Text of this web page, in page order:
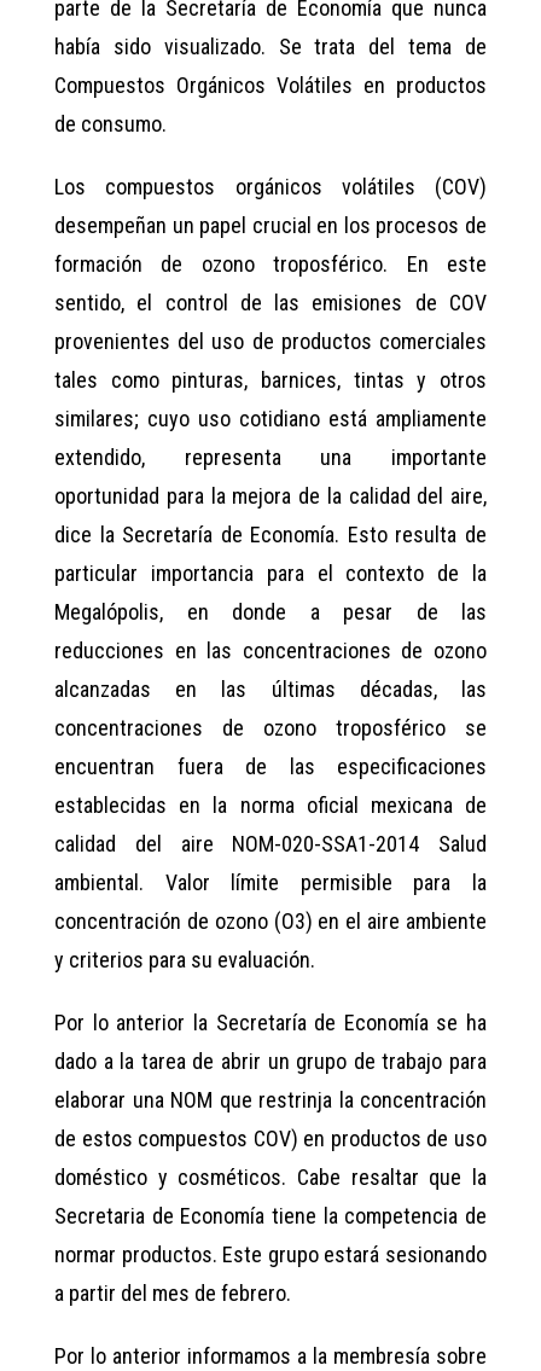
parte de la Secretaría de Economía que nunca
había sido visualizado. Se trata del tema de
Compuestos Orgánicos Volátiles en productos
de consumo.
Los compuestos orgánicos volátiles (COV)
desempeñan un papel crucial en los procesos de
formación de ozono troposférico. En este
sentido, el control de las emisiones de COV
provenientes del uso de productos comerciales
tales como pinturas, barnices, tintas y otros
similares; cuyo uso cotidiano está ampliamente
extendido, representa una importante
oportunidad para la mejora de la calidad del aire,
dice la Secretaría de Economía. Esto resulta de
particular importancia para el contexto de la
Megalópolis, en donde a pesar de las
reducciones en las concentraciones de ozono
alcanzadas en las últimas décadas, las
concentraciones de ozono troposférico se
encuentran fuera de las especificaciones
establecidas en la norma oficial mexicana de
calidad del aire NOM-020-SSA1-2014 Salud
ambiental. Valor límite permisible para la
concentración de ozono (O3) en el aire ambiente
y criterios para su evaluación.
Por lo anterior la Secretaría de Economía se ha
dado a la tarea de abrir un grupo de trabajo para
elaborar una NOM que restrinja la concentración
de estos compuestos COV) en productos de uso
doméstico y cosméticos. Cabe resaltar que la
Secretaria de Economía tiene la competencia de
normar productos. Este grupo estará sesionando
a partir del mes de febrero.
Por lo anterior informamos a la membresía sobre